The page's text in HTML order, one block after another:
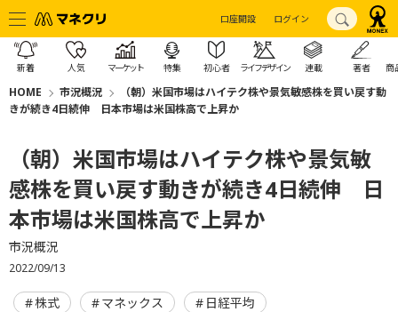
口座開設 ログイン
新着 人気 マーケット 特集 初心者 ライフデザイン 連載 著者 商
HOME 市況概況
（朝）米国市場はハイテク株や景気敏感株を買い戻す動
きが続き4日続伸 日本市場は米国株高で上昇か
（朝）米国市場はハイテク株や景気敏
感株を買い戻す動きが続き4日続伸 日
本市場は米国株高で上昇か
市況概況
2022/09/13
株式 マネックス 日経平均